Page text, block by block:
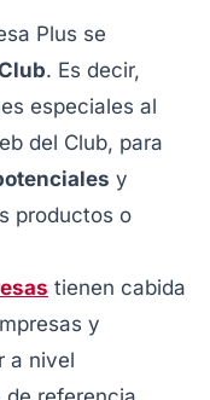
Plus se
. Es decir,
especiales al
del Club, para
y
productos o
tienen cabida
y
a nivel